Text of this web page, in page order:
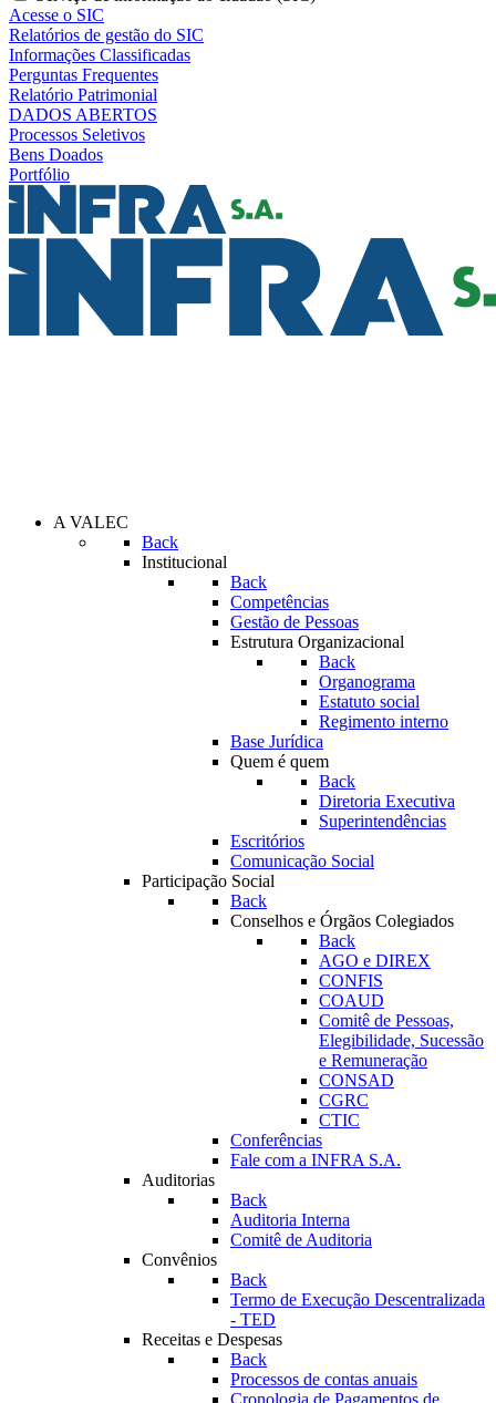
Acesse o SIC
Relatórios de gestão do SIC
Informações Classificadas
Perguntas Frequentes
Relatório Patrimonial
DADOS ABERTOS
Processos Seletivos
Bens Doados
Portfólio
A VALEC
Back
Institucional
Back
Competências
Gestão de Pessoas
Estrutura Organizacional
Back
Organograma
Estatuto social
Regimento interno
Base Jurídica
Quem é quem
Back
Diretoria Executiva
Superintendências
Escritórios
Comunicação Social
Participação Social
Back
Conselhos e Órgãos Colegiados
Back
AGO e DIREX
CONFIS
COAUD
Comitê de Pessoas,
Elegibilidade, Sucessão
e Remuneração
CONSAD
CGRC
CTIC
Conferências
Fale com a INFRA S.A.
Auditorias
Back
Auditoria Interna
Comitê de Auditoria
Convênios
Back
Termo de Execução Descentralizada
- TED
Receitas e Despesas
Back
Processos de contas anuais
Cronologia de Pagamentos de